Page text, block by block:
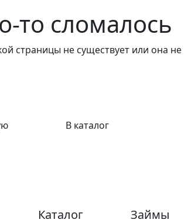
то сломалось
страницы не существует или она не
В каталог
Каталог Займы